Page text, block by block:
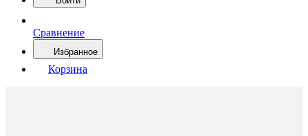
Сравнение
Избранное
Корзина